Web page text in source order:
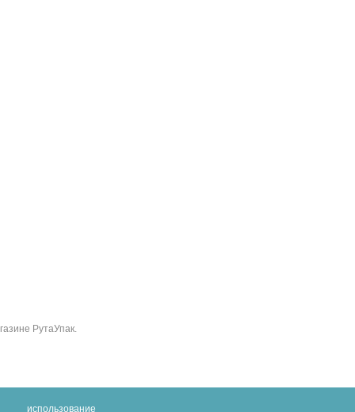
РутаУпак.
использование